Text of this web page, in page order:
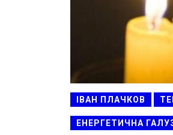
ІВАН ПЛАЧКОВ
ЕНЕРГЕТИЧНА